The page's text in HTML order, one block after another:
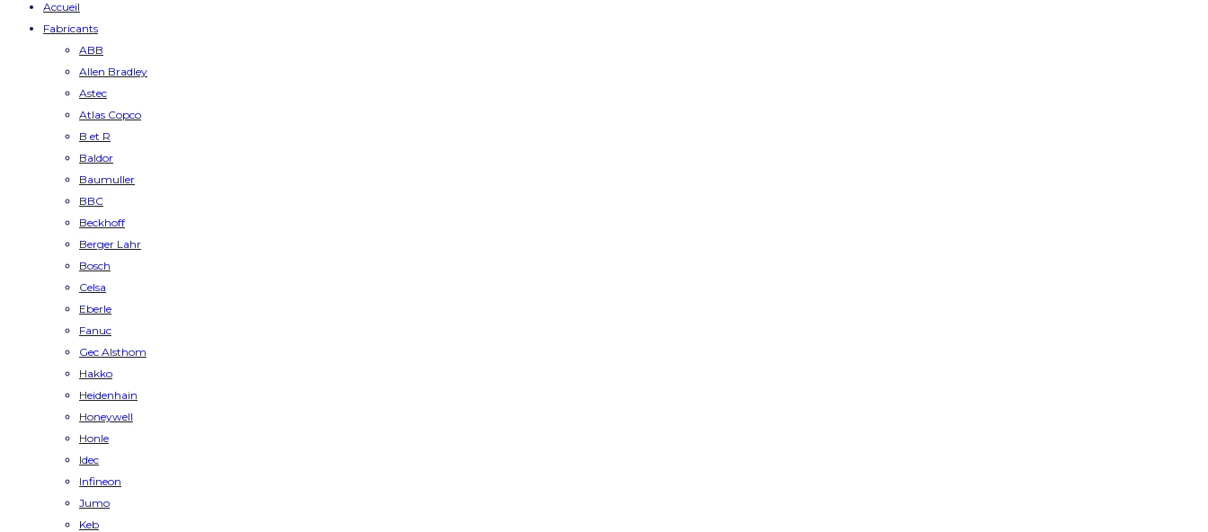
Accueil
Fabricants
ABB
Allen Bradley
Astec
Atlas Copco
B et R
Baldor
Baumuller
BBC
Beckhoff
Berger Lahr
Bosch
Celsa
Eberle
Fanuc
Gec Alsthom
Hakko
Heidenhain
Honeywell
Honle
Idec
Infineon
Jumo
Keb